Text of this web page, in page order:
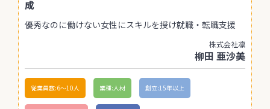
成
優秀なのに働けない女性にスキルを授け就職・転職支援
株式会社凛
柳田 亜沙美
従業員数:6～10人 業種:人材 創立:15年以上